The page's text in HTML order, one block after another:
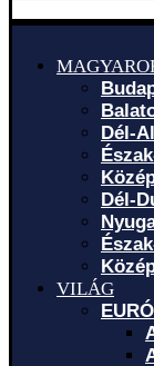
Dél-
Dél-
VILÁG